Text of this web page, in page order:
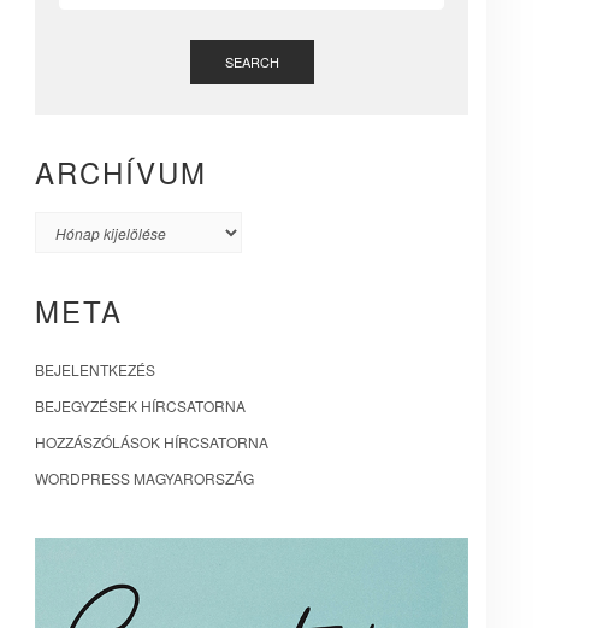
SEARCH
ARCHÍVUM
Archívum
META
BEJELENTKEZÉS
BEJEGYZÉSEK HÍRCSATORNA
HOZZÁSZÓLÁSOK HÍRCSATORNA
WORDPRESS MAGYARORSZÁG